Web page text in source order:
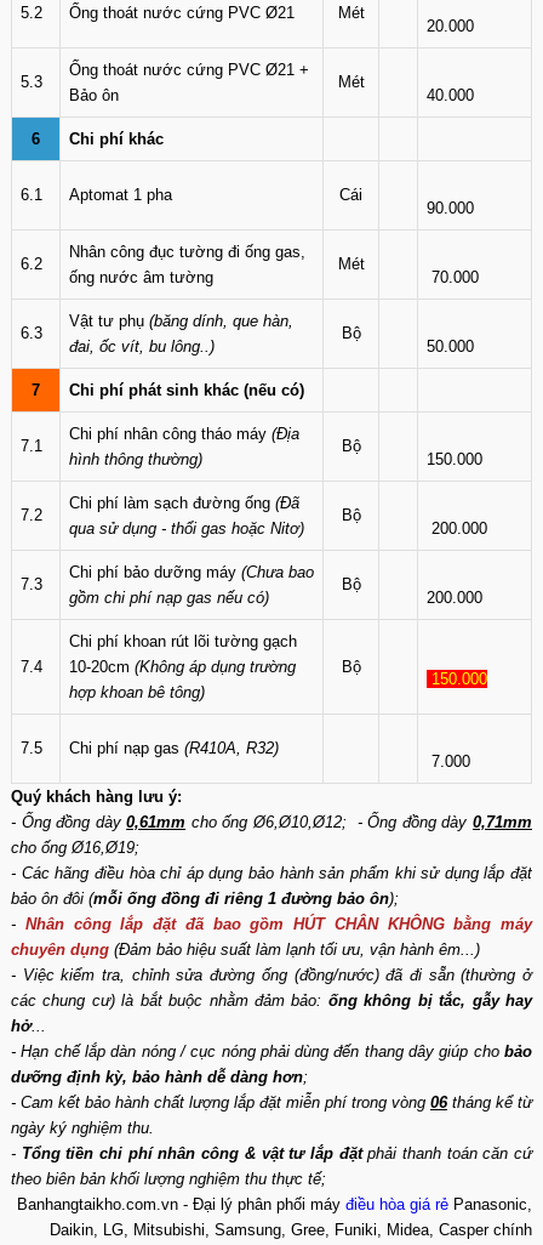
5.2 Ống thoát nước cứng PVC Ø21 Mét
20.000
5.3
Ống thoát nước cứng PVC Ø21 +
Bảo ôn
Mét
40.000
6 Chi phí khác
6.1 Aptomat 1 pha Cái
90.000
6.2
Nhân công đục tường đi ống gas,
ống nước âm tường
Mét
70.000
6.3
Vật tư phụ (băng dính, que hàn,
đai, ốc vít, bu lông..)
Bộ
50.000
7 Chi phí phát sinh khác (nếu có)
7.1
Chi phí nhân công tháo máy (Địa
hình thông thường)
Bộ
150.000
7.2
Chi phí làm sạch đường ống (Đã
qua sử dụng - thổi gas hoặc Nitơ)
Bộ
200.000
7.3
Chi phí bảo dưỡng máy (Chưa bao
gồm chi phí nạp gas nếu có)
Bộ
200.000
7.4
Chi phí khoan rút lõi tường gạch
10-20cm (Không áp dụng trường
hợp khoan bê tông)
Bộ
150.000
7.5 Chi phí nạp gas (R410A, R32)
7.000
Quý khách hàng lưu ý:
- Ống đồng dày0,61mm cho ống Ø6,Ø10,Ø12; - Ống đồng dày0,71mm
cho ống Ø16,Ø19;
- Các hãng điều hòa chỉ áp dụng bảo hành sản phẩm khi sử dụng lắp đặt
bảo ôn đôi (mỗi ống đồng đi riêng 1 đường bảo ôn);
- Nhân công lắp đặt đã bao gồm HÚT CHÂN KHÔNG bằng máy
chuyên dụng (Đảm bảo hiệu suất làm lạnh tối ưu, vận hành êm...)
- Việc kiểm tra, chỉnh sửa đường ống (đồng/nước) đã đi sẵn (thường ở
các chung cư) là bắt buộc nhằm đảm bảo: ống không bị tắc, gẫy hay
hở...
- Hạn chế lắp dàn nóng / cục nóng phải dùng đến thang dây giúp chobảo
dưỡng định kỳ, bảo hành dễ dàng hơn;
- Cam kết bảo hành chất lượng lắp đặt miễn phí trong vòng 06tháng kể từ
ngày ký nghiệm thu.
- Tổng tiền chi phí nhân công & vật tư lắp đặtphải thanh toán căn cứ
theo biên bản khối lượng nghiệm thu thực tế;
Banhangtaikho.com.vn - Đại lý phân phối máy điều hòa giá rẻ Panasonic,
Daikin, LG, Mitsubishi, Samsung, Gree, Funiki, Midea, Casper chính